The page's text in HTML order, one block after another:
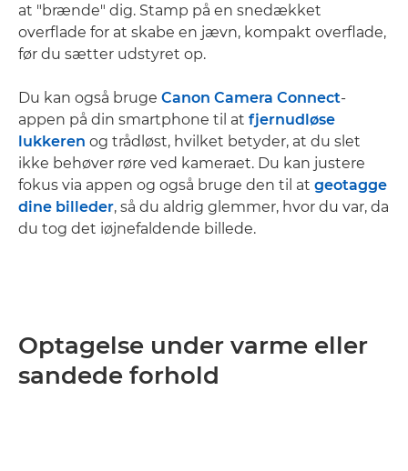
at "brænde" dig. Stamp på en snedækket
overflade for at skabe en jævn, kompakt overflade,
før du sætter udstyret op.
Du kan også bruge Canon Camera Connect-
appen på din smartphone til at fjernudløse
lukkeren og trådløst, hvilket betyder, at du slet
ikke behøver røre ved kameraet. Du kan justere
fokus via appen og også bruge den til at geotagge
dine billeder, så du aldrig glemmer, hvor du var, da
du tog det iøjnefaldende billede.
Optagelse under varme eller
sandede forhold